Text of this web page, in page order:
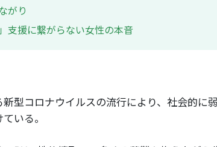
がり
支援に繋がらない女性の本音
新型コロナウイルスの流行により、社会的に
いる。